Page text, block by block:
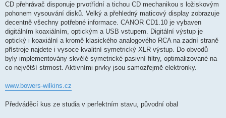
CD přehrávač disponuje prvotřídní a tichou CD mechanikou s ložiskovým
pohonem vysouvání disků. Velký a přehledný maticový display zobrazuje
decentně všechny potřebné informace. CANOR CD1.10 je vybaven
digitálním koaxiálním, optickým a USB vstupem. Digitální výstup je
optický i koaxiální a kromě klasického analogového RCA na zadní straně
přístroje najdete i vysoce kvalitní symetrický XLR výstup. Do obvodů
byly implementovány skvělé symetrické pasivní filtry, optimalizované na
co největší strmost. Aktivními prvky jsou samozřejmě elektronky.
www.bowers-wilkins.cz
Předváděcí kus ze studia v perfektním stavu, původní obal